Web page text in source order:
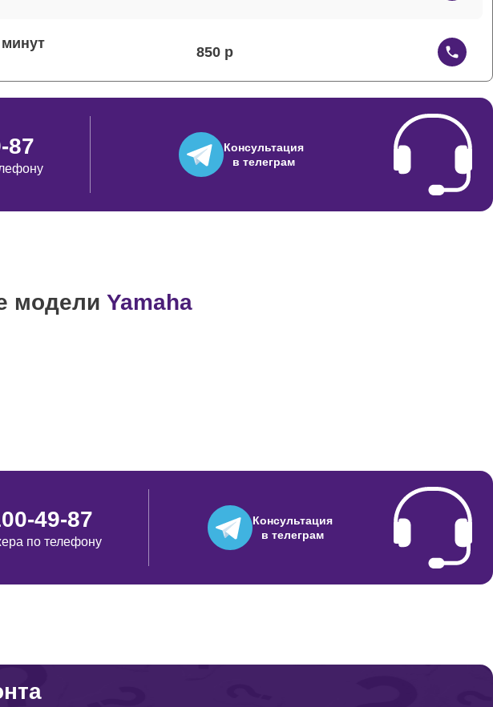
минут
850
минут
87
Консультация
в телеграм
модели Yamaha
49-87
по телефону
Консультация
в телеграм